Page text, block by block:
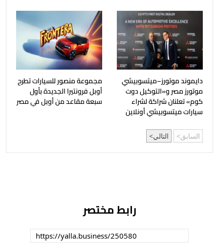
دايموند موتورز–ميتسوبيشي
موتورز مصر و«التوكيل دوت
كوم» تعلنان شراكة لشراء
سيارات ميتسوبيشي أونلاين
مجموعة منصور للسيارات تطرح
أوبل فرونتيرا الجديدة بأول
سبعة مقاعد من أوبل في مصر
السابق التالي
رابط مختصر